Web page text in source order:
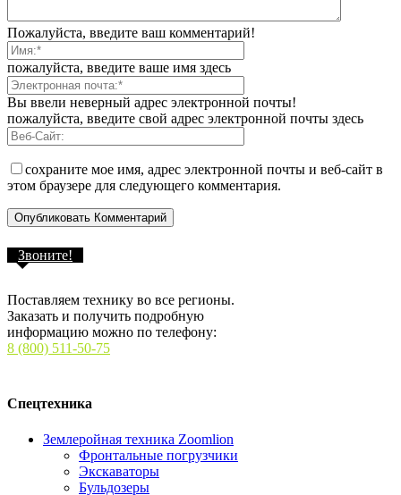
Пожалуйста, введите ваш комментарий!
пожалуйста, введите ваше имя здесь
Вы ввели неверный адрес электронной почты!
пожалуйста, введите свой адрес электронной почты здесь
сохраните мое имя, адрес электронной почты и веб-сайт в
этом браузере для следующего комментария.
Звоните!
Поставляем технику во все регионы.
Заказать и получить подробную
информацию можно по телефону:
8 (800) 511-50-75
Спецтехника
Землеройная техника Zoomlion
Фронтальные погрузчики
Экскаваторы
Бульдозеры